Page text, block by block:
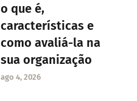
o que é,
características e
como avaliá-la na
sua organização
ago 4, 2026